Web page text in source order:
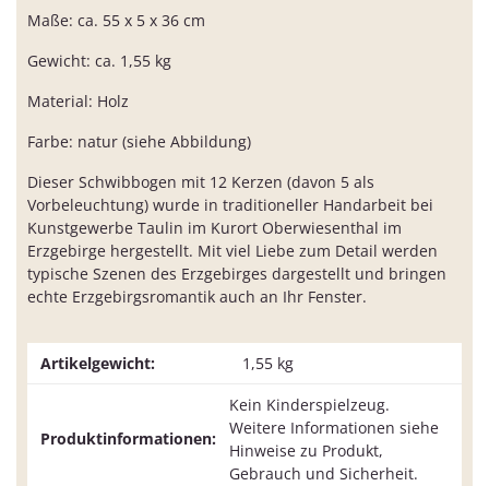
Maße: ca. 55 x 5 x 36 cm
Gewicht: ca. 1,55 kg
Material: Holz
Farbe: natur (siehe Abbildung)
Dieser Schwibbogen mit 12 Kerzen (davon 5 als
Vorbeleuchtung) wurde in traditioneller Handarbeit bei
Kunstgewerbe Taulin im Kurort Oberwiesenthal im
Erzgebirge hergestellt. Mit viel Liebe zum Detail werden
typische Szenen des Erzgebirges dargestellt und bringen
echte Erzgebirgsromantik auch an Ihr Fenster.
Artikelgewicht: 1,55 kg
Produktinformationen:
Kein Kinderspielzeug.
Weitere Informationen siehe
Hinweise zu Produkt,
Gebrauch und Sicherheit.